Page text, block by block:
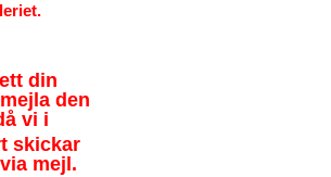
din
den
vi i
skickar
mejl.